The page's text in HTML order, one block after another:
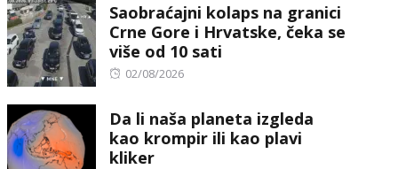
Saobraćajni kolaps na granici
Crne Gore i Hrvatske, čeka se
više od 10 sati
Posted
02/08/2026
Da li naša planeta izgleda
kao krompir ili kao plavi
kliker